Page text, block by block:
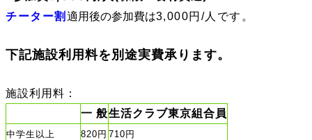
チーター割 適用後の参加費は3,000円/人です。
下記施設利用料を別途実費承ります。
施設利用料：
一 般生活クラブ東京組合員
中学生以上 820円 710円